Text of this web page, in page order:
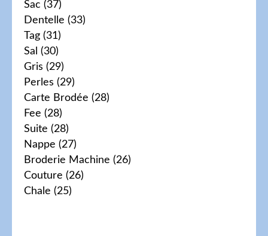
Sac (37)
Dentelle (33)
Tag (31)
Sal (30)
Gris (29)
Perles (29)
Carte Brodée (28)
Fee (28)
Suite (28)
Nappe (27)
Broderie Machine (26)
Couture (26)
Chale (25)